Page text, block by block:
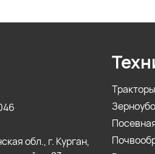
обл., г. Курган,
Тракторы